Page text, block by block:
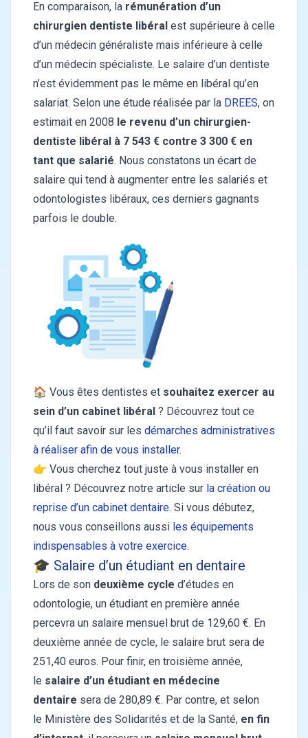
En comparaison, la rémunération d’un
chirurgien dentiste libéral est supérieure à celle
d’un médecin généraliste mais inférieure à celle
d’un médecin spécialiste. Le salaire d’un dentiste
n’est évidemment pas le même en libéral qu’en
salariat. Selon une étude réalisée par la DREES, on
estimait en 2008 le revenu d’un chirurgien-
dentiste libéral à 7 543 € contre 3 300 € en
tant que salarié. Nous constatons un écart de
salaire qui tend à augmenter entre les salariés et
odontologistes libéraux, ces derniers gagnants
parfois le double.
🏠 Vous êtes dentistes et souhaitez exercer au
sein d’un cabinet libéral ? Découvrez tout ce
qu’il faut savoir sur les démarches administratives
à réaliser afin de vous installer.
👉 Vous cherchez tout juste à vous installer en
libéral ? Découvrez notre article sur la création ou
reprise d’un cabinet dentaire. Si vous débutez,
nous vous conseillons aussi les équipements
indispensables à votre exercice.
🎓 Salaire d’un étudiant en dentaire
Lors de son deuxième cycle d’études en
odontologie, un étudiant en première année
percevra un salaire mensuel brut de 129,60 €. En
deuxième année de cycle, le salaire brut sera de
251,40 euros. Pour finir, en troisième année,
le salaire d’un étudiant en médecine
dentaire sera de 280,89 €. Par contre, et selon
le Ministère des Solidarités et de la Santé, en fin